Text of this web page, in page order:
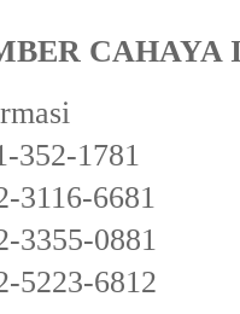
CAHAYA
352-1781
3116-6681
3355-0881
5223-6812